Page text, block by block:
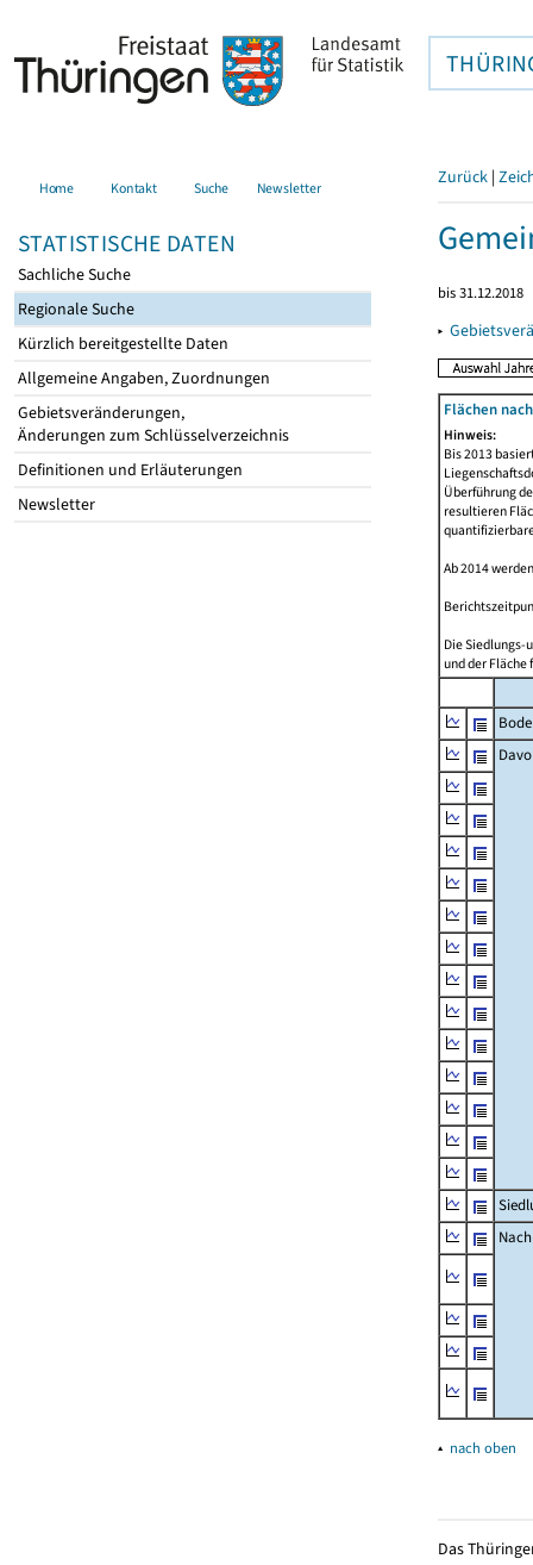
Home Kontakt Suche Newsletter
STATISTISCHE DATEN
Sachliche Suche
Regionale Suche
Kürzlich bereitgestellte Daten
Allgemeine Angaben, Zuordnungen
Gebietsveränderungen,
Änderungen zum Schlüsselverzeichnis
Definitionen und Erläuterungen
Newsletter
Zurück |
bis 31.12.2018
▸
Flächen
Hinweis:
Bis 2013
Überführung
resultieren
Ab 2014
Die Siedlungs-
und der Fläche
▴ nach oben
Das